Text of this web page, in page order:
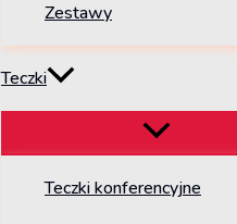
Zestawy
Teczki
Teczki konferencyjne